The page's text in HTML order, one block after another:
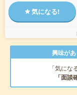
気になる!
興味が
「気に
「面談